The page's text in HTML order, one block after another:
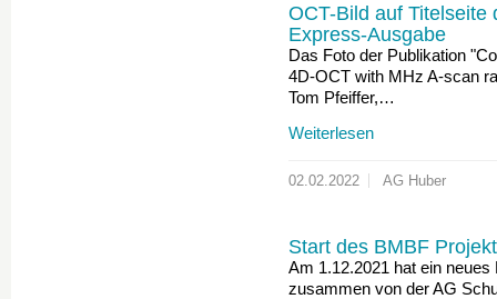
OCT-Bild auf Titelseite
Express-Ausgabe
Das Foto der Publikation
4D-OCT with MHz A-scan
Tom Pfeiffer,…
Weiterlesen
02.02.2022 AG Huber
Start des BMBF
Am 1.12.2021 hat ein
zusammen von der AG